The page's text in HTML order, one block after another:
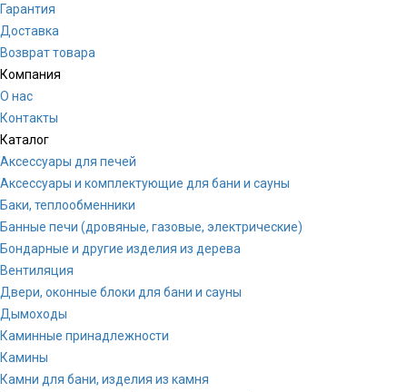
Гарантия
Доставка
Возврат товара
Компания
О нас
Контакты
Каталог
Аксессуары для печей
Аксессуары и комплектующие для бани и сауны
Баки, теплообменники
Банные печи (дровяные, газовые, электрические)
Бондарные и другие изделия из дерева
Вентиляция
Двери, оконные блоки для бани и сауны
Дымоходы
Каминные принадлежности
Камины
Камни для бани, изделия из камня